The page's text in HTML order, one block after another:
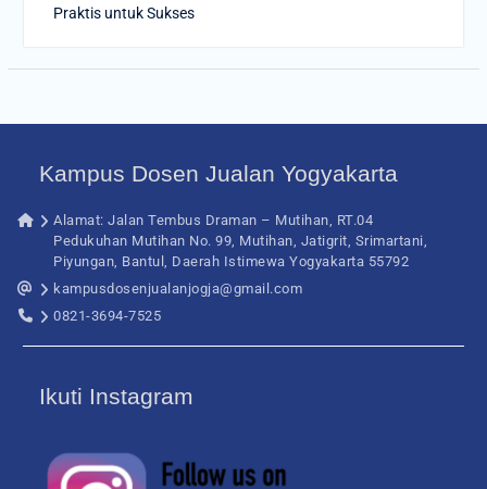
Praktis untuk Sukses
Kampus Dosen Jualan Yogyakarta
Alamat: Jalan Tembus Draman – Mutihan, RT.04
Pedukuhan Mutihan No. 99, Mutihan, Jatigrit, Srimartani,
Piyungan, Bantul, Daerah Istimewa Yogyakarta 55792
kampusdosenjualanjogja@gmail.com
0821-3694-7525
Ikuti Instagram